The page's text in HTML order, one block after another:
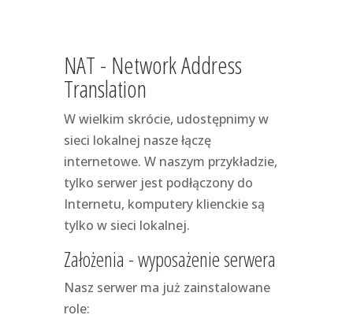
NAT - Network Address
Translation
W wielkim skrócie, udostępnimy w
sieci lokalnej nasze łączę
internetowe. W naszym przykładzie,
tylko serwer jest podłączony do
Internetu, komputery klienckie są
tylko w sieci lokalnej.
Założenia - wyposażenie serwera
Nasz serwer ma już zainstalowane
role: